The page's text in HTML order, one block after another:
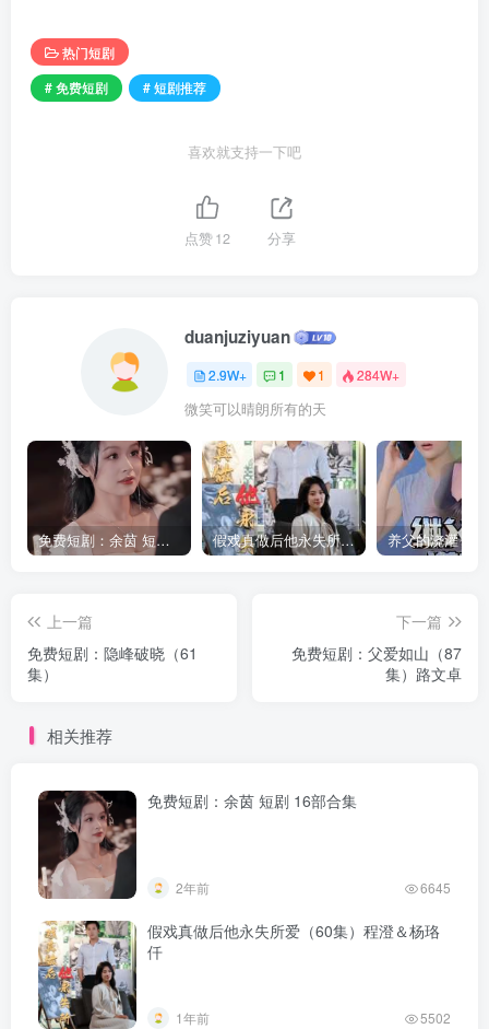
热门短剧
# 免费短剧
# 短剧推荐
喜欢就支持一下吧
点赞12 分享
duanjuziyuan
2.9W+ 1 1 284W+
微笑可以晴朗所有的天
免费短剧：余茵 短剧 16部合集 假戏真做后他永失所爱（60集）程澄＆杨珞仟
上一篇
免费短剧：隐峰破晓（61
集）
下一篇
免费短剧：父爱如山（87
集）路文卓
相关推荐
免费短剧：余茵 短剧 16部合集
2年前 6645
假戏真做后他永失所爱（60集）程澄＆杨珞
仟
1年前 5502